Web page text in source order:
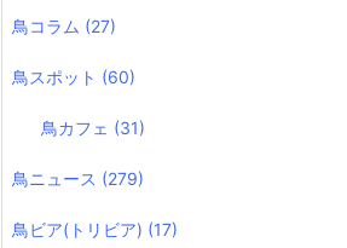
鳥コラム (27)
鳥スポット (60)
鳥カフェ (31)
鳥ニュース (279)
鳥ビア(トリビア) (17)